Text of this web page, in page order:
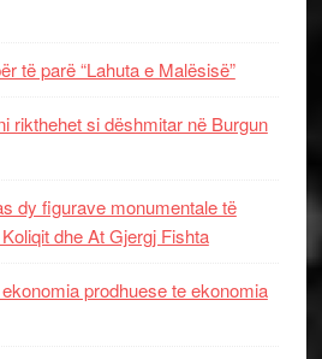
të parë “Lahuta e Malësisë”
rikthehet si dëshmitar në Burgun
dy figurave monumentale të
dhe At Gjergj Fishta
prodhuese te ekonomia